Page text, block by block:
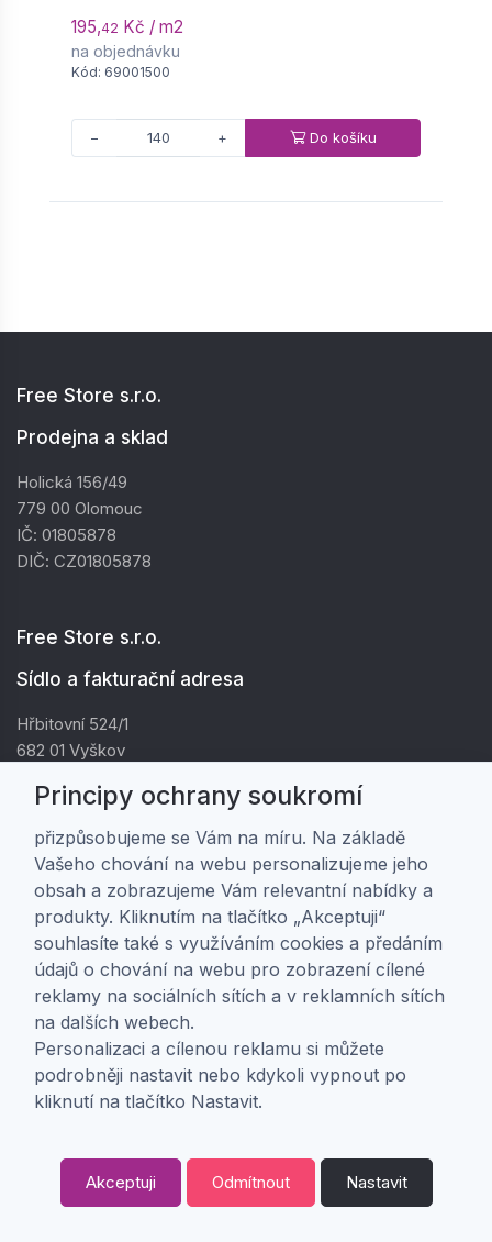
195,42 Kč / m2
na objednávku
Kód: 69001500
− + Do košíku
Free Store s.r.o.
Prodejna a sklad
Holická 156/49
779 00 Olomouc
IČ: 01805878
DIČ: CZ01805878
Free Store s.r.o.
Sídlo a fakturační adresa
Hřbitovní 524/1
682 01 Vyškov
DIČ: CZ01805878
Zákaznická péče
Doprava a platba
Obchodní podmínky
Ochrana osobních údajů
Nastavení soukromí
O nás
0
Principy ochrany soukromí
přizpůsobujeme se Vám na míru. Na základě
Vašeho chování na webu personalizujeme jeho
obsah a zobrazujeme Vám relevantní nabídky a
produkty. Kliknutím na tlačítko „Akceptuji“
souhlasíte také s využíváním cookies a předáním
údajů o chování na webu pro zobrazení cílené
reklamy na sociálních sítích a v reklamních sítích
na dalších webech.
Personalizaci a cílenou reklamu si můžete
podrobněji nastavit nebo kdykoli vypnout po
kliknutí na tlačítko Nastavit.
Akceptuji Odmítnout Nastavit